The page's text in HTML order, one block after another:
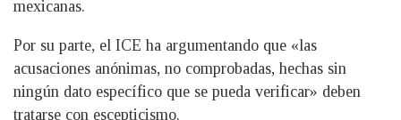
mexicanas.
Por su parte, el ICE ha argumentando que «las
acusaciones anónimas, no comprobadas, hechas sin
ningún dato específico que se pueda verificar» deben
tratarse con escepticismo.